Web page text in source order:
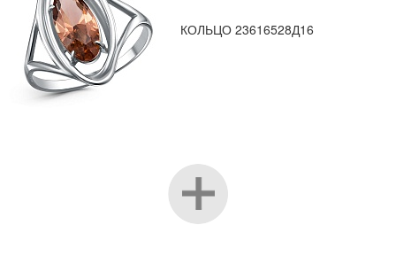
КОЛЬЦО 23616528Д16